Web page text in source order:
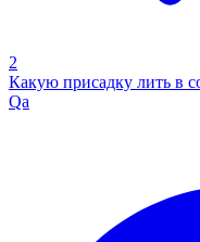
2
Какую присадку лить в
Qa